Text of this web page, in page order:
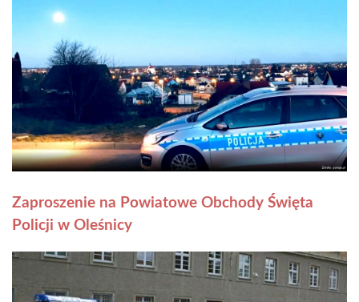
Zaproszenie na Powiatowe Obchody Święta
Policji w Oleśnicy